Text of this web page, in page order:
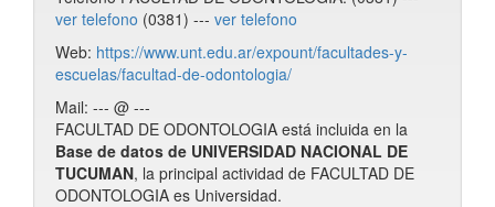
ver telefono (0381) --- ver telefono
Web: https://www.unt.edu.ar/expount/facultades-y-
escuelas/facultad-de-odontologia/
Mail: --- @ ---
FACULTAD DE ODONTOLOGIA está incluida en la
Base de datos de UNIVERSIDAD NACIONAL DE
TUCUMAN, la principal actividad de FACULTAD DE
ODONTOLOGIA es Universidad.